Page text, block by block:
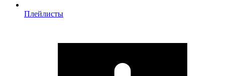
Плейлисты